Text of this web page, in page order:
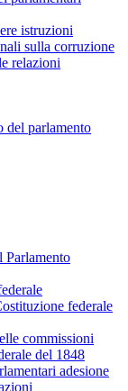
istruzioni
sulla corruzione
relazioni
del parlamento
Parlamento
federale
commissioni
del 1848
adesione